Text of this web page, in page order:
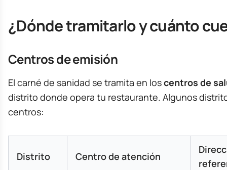
¿Dónde tramitarlo y cuánto
Centros de emisión
El carné de sanidad se tramita en loscentros de
distrito donde opera tu restaurante. Algunos
centros:
Distrito Centro de atención